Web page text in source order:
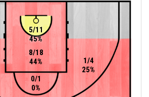
5/11
45%
8/18
44%
0/1
0%
1/4
25%